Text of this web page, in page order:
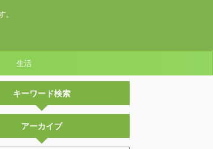
生活
キーワード検索
アーカイブ